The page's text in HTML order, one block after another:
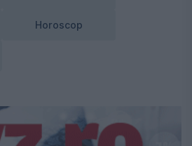
Horoscop